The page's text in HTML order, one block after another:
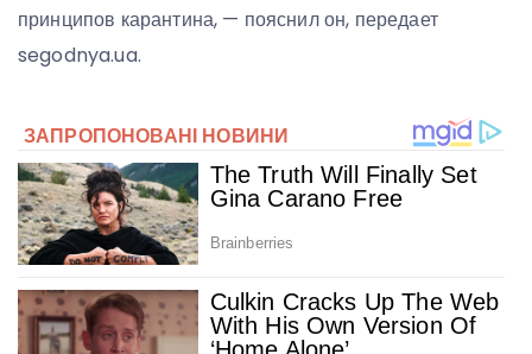
принципов карантина, — пояснил он, передает
segodnya.ua.